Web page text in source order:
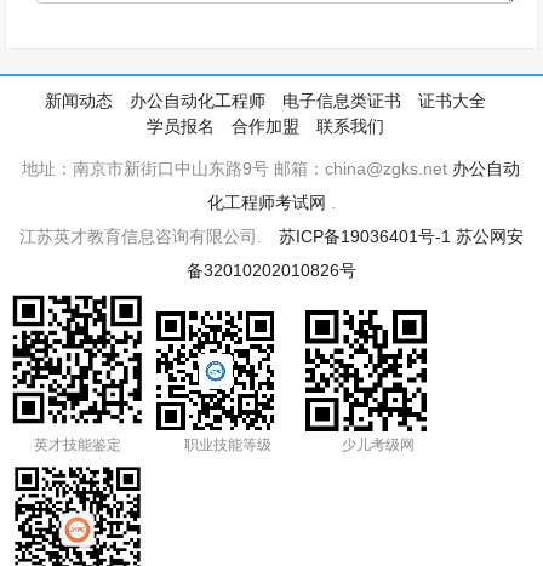
新闻动态 办公自动化工程师 电子信息类证书
证书大全
学员报名
合作加盟 联系我们
地址：南京市新街口中山东路9号 邮箱：china@zgks.net 办公自动
化工程师考试网
江苏英才教育信息咨询有限公司. 苏ICP备19036401号-1 苏公网安
备32010202010826号
英才技能鉴定 职业技能等级 少儿考级网